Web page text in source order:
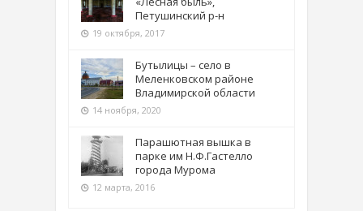
Петушинский р-н
19 октября, 2017
Бутылицы – село в
Меленковском районе
Владимирской области
14 ноября, 2020
Парашютная вышка в
парке им Н.Ф.Гастелло
города Мурома
12 марта, 2016